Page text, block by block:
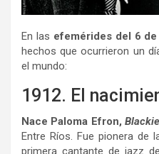
En las efemérides del 6
hechos que ocurrieron un
el mundo:
1912. El
Nace Paloma Efron,
Entre Ríos. Fue pionera de
primera cantante de jazz